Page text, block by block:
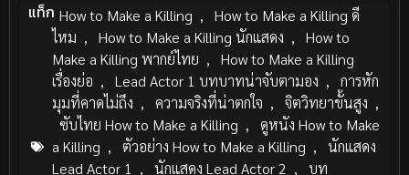
แท็ก How to Make a Killing ,
How to Make a Killing ดี
ไหม , How to Make a Killing นักแสดง ,
How to
Make a Killing พากย์ไทย ,
How to Make a Killing
เรื่องย่อ , Lead Actor 1 บทบาทน่าจับตามอง ,
การหัก
มุมที่คาดไม่ถึง , ความจริงที่น่าตกใจ , จิตวิทยาขั้นสูง ,
ซับไทย How to Make a Killing ,
ดูหนัง How to Make
a Killing , ตัวอย่าง How to Make a Killing ,
นักแสดง
Lead Actor 1 , นักแสดง Lead Actor 2 ,
บท